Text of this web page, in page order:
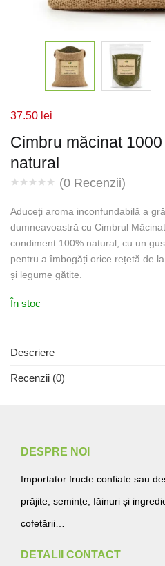
Cimbru măcinat
natural
(0 Recenzii)
37.50 lei
Aduceți aroma inconfundabilă a
dumneavoastră cu Cimbrul
condiment 100% natural, cu un
pentru a îmbogăți orice rețetă de
și legume gătite.
În stoc
Descriere
Recenzii (0)
DESPRE NOI
Importator fructe confiate sau
prăjite, semințe, făinuri și
cofetării…
DETALII CONTACT